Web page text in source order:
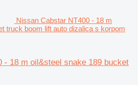
Nissan Cabstar NT400 - 18 m
truck boom lift auto dizalica s korpom
- 18 m oil&steel snake 189 bucket